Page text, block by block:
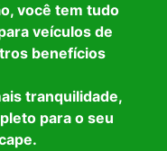
você tem tudo
veículos de
benefícios
tranquilidade,
para o seu